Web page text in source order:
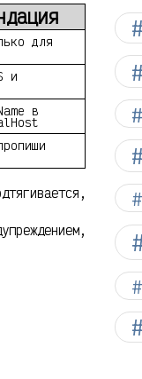
для
и
в